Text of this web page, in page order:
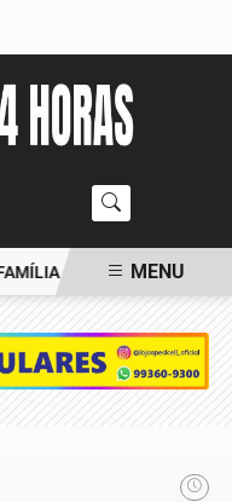
CARRO BATE EM
MENU